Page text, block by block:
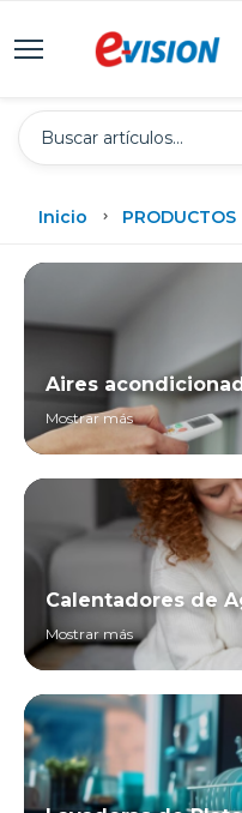
Inicio PRODUCTOS
Aires
Mostrar más
Calentadores de
Mostrar más